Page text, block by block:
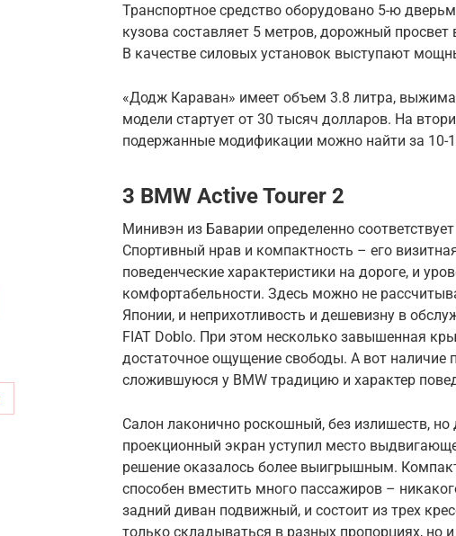
Транспортное средство оборудовано 5-ю
кузова составляет 5 метров, дорожный просвет
В качестве силовых установок выступают
«Додж Караван» имеет объем 3.8 литра,
модели стартует от 30 тысяч долларов. На
подержанные модификации можно найти за 10-
3 BMW Active Tourer 2
Минивэн из Баварии определенно
Спортивный нрав и компактность – его
поведенческие характеристики на дороге, и
комфортабельности. Здесь можно не
Японии, и неприхотливость и дешевизну в
FIAT Doblo. При этом несколько завышенная
достаточное ощущение свободы. А вот наличие
сложившуюся у BMW традицию и характер
Салон лаконично роскошный, без излишеств,
проекционный экран уступил место
решение оказалось более выигрышным.
способен вместить много пассажиров –
задний диван подвижный, и состоит из трех
только складываться в разных пропорциях, но